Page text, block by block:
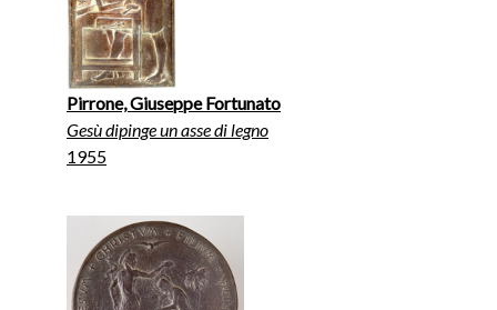
Pirrone, Giuseppe Fortunato
Gesù dipinge un asse di legno
1955